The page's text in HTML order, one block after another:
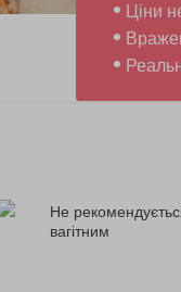
Ціни
Не
вагітним